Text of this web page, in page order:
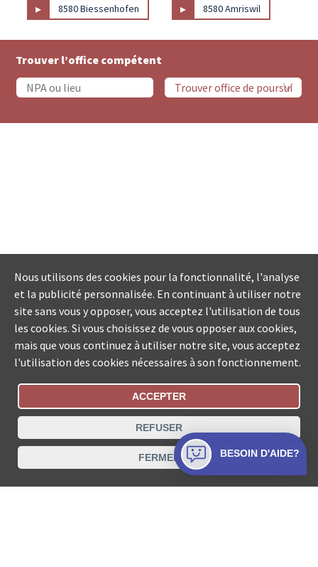
▸ 8580 Biessenhofen ▸ 8580 Amriswil
Trouver l’office compétent
Statut De La Commande
Recherche des offices de Suisse
Protection des données Mentions légales
Conditions d’utilisation Contact
Nous utilisons des cookies pour la fonctionnalité, l'analyse
et la publicité personnalisée. En continuant à utiliser notre
site sans vous y opposer, vous acceptez l'utilisation de tous
les cookies. Si vous choisissez de vous opposer aux cookies,
mais que vous continuez à utiliser notre site, vous acceptez
l'utilisation des cookies nécessaires à son fonctionnement.
ACCEPTER
REFUSER
FERMER BESOIN D'AIDE?